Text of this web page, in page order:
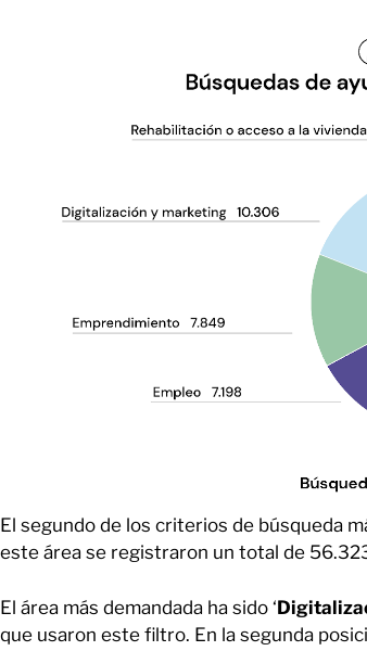
El segundo de los criterios de búsqueda
este área se registraron un total de
El área más demandada ha sido ‘
que usaron este filtro. En la segunda